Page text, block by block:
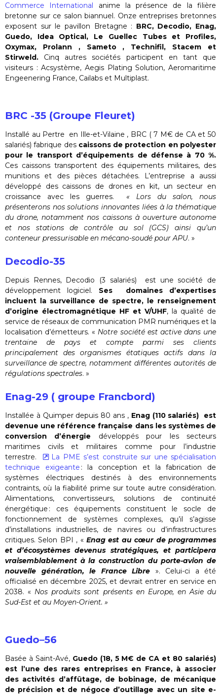
Commerce International anime la présence de la filière
bretonne sur ce salon biannuel. Onze entreprises bretonnes
exposent sur le pavillon Bretagne : BRC, Decodio, Enag,
Guedo, Idea Optical, Le Guellec Tubes et Profiles,
Oxymax, Prolann , Sameto , Technifil, Stacem et
Stirweld. Cinq autres sociétés participent en tant que
visiteurs : Acsystème, Aegis Plating Solution, Aeromaritime
Engeenering France, Cailabs et Multiplast.
BRC -35 (Groupe Fleuret)
Installé au Pertre en Ille-et-Vilaine , BRC ( 7 M€ de CA et 50
salariés) fabrique des caissons de protection en polyester
pour le transport d’équipements de défense à 70 %.
Ces caissons transportent des équipements militaires, des
munitions et des pièces détachées. L’entreprise a aussi
développé des caissons de drones en kit, un secteur en
croissance avec les guerres.« Lors du salon, nous
présenterons nos solutions innovantes liées à la thématique
du drone, notamment nos caissons à ouverture autonome
et nos stations de contrôle au sol (GCS) ainsi qu’un
conteneur pressurisable en mécano-soudé pour APU. »
Decodio-35
Depuis Rennes, Decodio (3 salariés) est une société de
développement logiciel. Ses domaines d’expertises
incluent la surveillance de spectre, le renseignement
d’origine électromagnétique HF et V/UHF, la qualité de
service de réseaux de communication PMR numériques et la
localisation d’émetteurs. « Notre société est active dans une
trentaine de pays et compte parmi ses clients
principalement des organismes étatiques actifs dans la
surveillance de spectre, notamment différentes autorités de
régulations spectrales. »
Enag-29 ( groupe Francbord)
Installée à Quimper depuis 80 ans , Enag (110 salariés) est
devenue une référence française dans les systèmes de
conversion d’énergie développés pour les secteurs
maritimes civils et militaires comme pour l’industrie
terrestre.
La PME s’est construite sur une spécialisation
technique exigeante : la conception et la fabrication de
systèmes électriques destinés à des environnements
contraints, où la fiabilité prime sur toute autre considération.
Alimentations, convertisseurs, solutions de continuité
énergétique : ces équipements constituent le socle de
fonctionnement de systèmes complexes, qu’il s’agisse
d’installations industrielles, de navires ou d’infrastructures
critiques. Selon BPI , « Enag est au cœur de programmes
et d’écosystèmes devenus stratégiques, et participera
vraisemblablement à la construction du porte-avion de
nouvelle génération, le France Libre
». Celui-ci a été
officialisé en décembre 2025, et devrait entrer en service en
2038. « Nos produits sont présents en Europe, en Asie du
Sud-Est et au Moyen-Orient. »
Guedo–56
Basée à Saint-Avé, Guedo (18, 5 M€ de CA et 80 salariés)
est l’une des rares entreprises en France, à associer
des activités d’affûtage, de bobinage, de mécanique
de précision et de négoce d’outillage avec un site e-